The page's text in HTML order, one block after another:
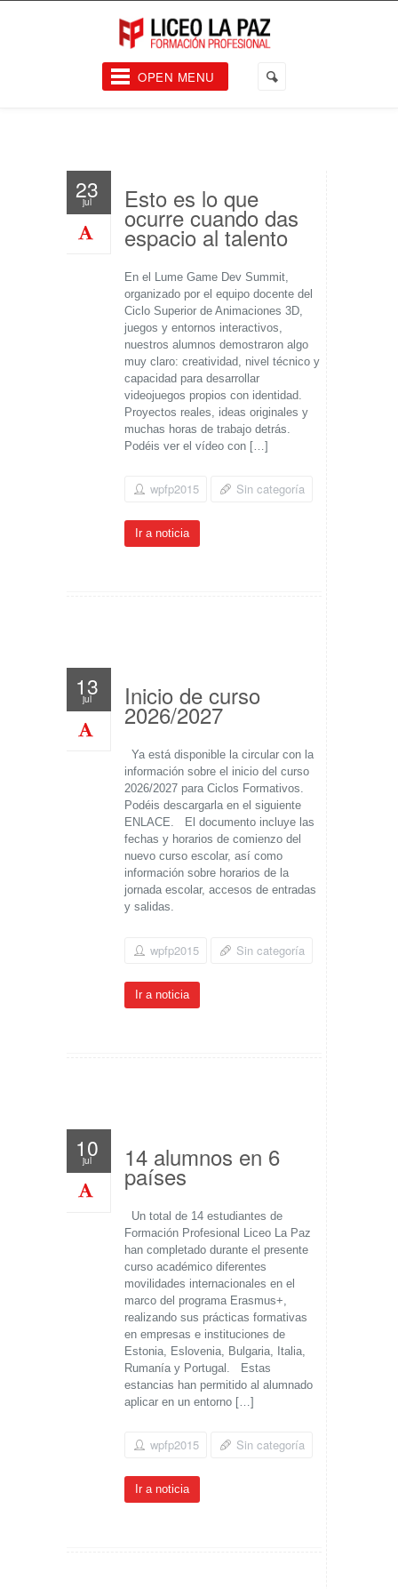
OPEN MENU
23
jul Esto es lo que
ocurre cuando das
espacio al talento
En el Lume Game Dev Summit,
organizado por el equipo docente del
Ciclo Superior de Animaciones 3D,
juegos y entornos interactivos,
nuestros alumnos demostraron algo
muy claro: creatividad, nivel técnico y
capacidad para desarrollar
videojuegos propios con identidad.
Proyectos reales, ideas originales y
muchas horas de trabajo detrás.
Podéis ver el vídeo con […]
wpfp2015 Sin categoría
Ir a noticia
13
jul Inicio de curso
2026/2027
Ya está disponible la circular con la
información sobre el inicio del curso
2026/2027 para Ciclos Formativos.
Podéis descargarla en el siguiente
ENLACE. El documento incluye las
fechas y horarios de comienzo del
nuevo curso escolar, así como
información sobre horarios de la
jornada escolar, accesos de entradas
y salidas.
wpfp2015 Sin categoría
Ir a noticia
10
jul 14 alumnos en 6
países
Un total de 14 estudiantes de
Formación Profesional Liceo La Paz
han completado durante el presente
curso académico diferentes
movilidades internacionales en el
marco del programa Erasmus+,
realizando sus prácticas formativas
en empresas e instituciones de
Estonia, Eslovenia, Bulgaria, Italia,
Rumanía y Portugal. Estas
estancias han permitido al alumnado
aplicar en un entorno […]
wpfp2015 Sin categoría
Ir a noticia